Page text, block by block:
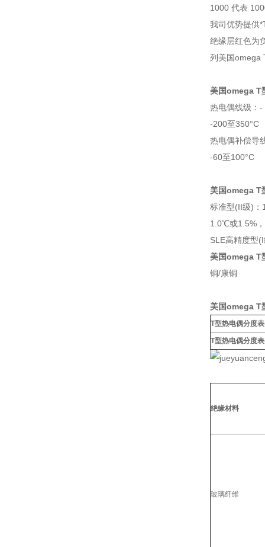
1000 代表
我司优势提供
绝缘层红色为
列美国omega
美国omega T
热电偶线级：
-200至350°C
热电偶补偿导
-60至100°C
美国omega T
标准型(II级)：
1.0℃或1.5%
SLE高精度型
美国omega T
铜/康铜
美国omega T
T型热电偶分度
T型热电偶分度
绝缘材料
玻璃纤维